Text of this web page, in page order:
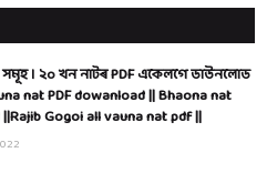
সমূহ । ২০ খন নাটৰ PDF একেলগে ডাউনলোড
nat PDF dowanload || Bhaona nat
Gogoi all vauna nat pdf ||